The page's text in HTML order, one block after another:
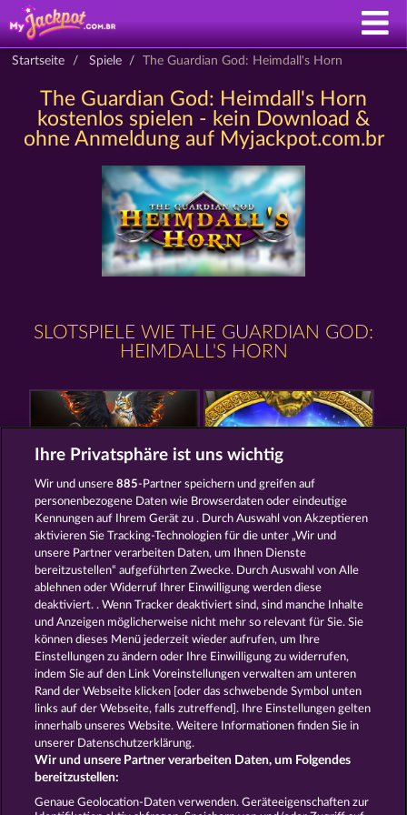
Startseite Spiele The Guardian God: Heimdall's Horn
The Guardian God: Heimdall's Horn
kostenlos spielen - kein Download &
ohne Anmeldung auf Myjackpot.com.br
SLOTSPIELE WIE THE GUARDIAN GOD:
HEIMDALL'S HORN
THE GRIFFIN MAGIC MIRROR
PHANTOMS MIRROR
AGB Datenschutz Impressum
Unternehmensseite
Affiliate-Programm
Ihre Privatsphäre ist uns wichtig
Wir und unsere885-Partner speichern und greifen auf
personenbezogene Daten wie Browserdaten oder eindeutige
Kennungen auf Ihrem Gerät zu . Durch Auswahl von Akzeptieren
aktivieren Sie Tracking-Technologien für die unter „Wir und
unsere Partner verarbeiten Daten, um Ihnen Dienste
bereitzustellen“ aufgeführten Zwecke. Durch Auswahl von Alle
ablehnen oder Widerruf Ihrer Einwilligung werden diese
deaktiviert. . Wenn Tracker deaktiviert sind, sind manche Inhalte
und Anzeigen möglicherweise nicht mehr so ​​relevant für Sie. Sie
können dieses Menü jederzeit wieder aufrufen, um Ihre
Einstellungen zu ändern oder Ihre Einwilligung zu widerrufen,
indem Sie auf den Link Voreinstellungen verwalten am unteren
Rand der Webseite klicken [oder das schwebende Symbol unten
links auf der Webseite, falls zutreffend]. Ihre Einstellungen gelten
innerhalb unseres Website. Weitere Informationen finden Sie in
unserer Datenschutzerklärung.
Wir und unsere Partner verarbeiten Daten, um Folgendes
bereitzustellen:
Genaue Geolocation-Daten verwenden. Geräteeigenschaften zur